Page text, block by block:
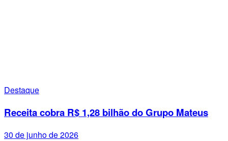
Destaque
Receita cobra R$ 1,28 bilhão do Grupo Mateus
30 de junho de 2026